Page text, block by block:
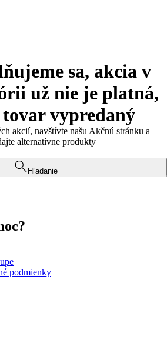
sa, akcia v
už nie je platná,
vypredaný
akcií, navštívte našu Akčnú stránku a
alternatívne produkty
Hľadanie
podmienky